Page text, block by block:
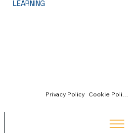
LEARNING
Privacy Policy